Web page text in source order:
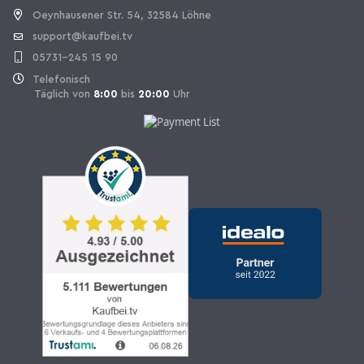
Oeynhausener Str. 54, 32584 Löhne
support@kaufbei.tv
05731-245 15 90
Telefonisch
Täglich von 8:00 bis 20:00 Uhr